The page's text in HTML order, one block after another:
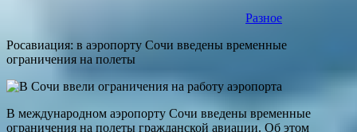
Разное
Росавиация: в аэропорту Сочи введены временные
ограничения на полеты
В международном аэропорту Сочи введены временные
ограничения на полеты гражданской авиации. Об этом